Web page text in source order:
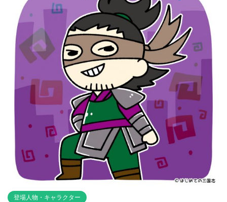
登場人物・キャラクター